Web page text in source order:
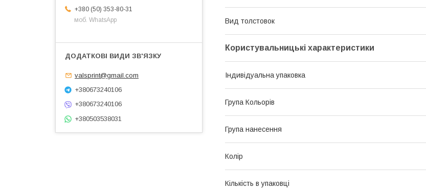
Вид толстовок
Користувальницькі характеристики
Індивідуальна упаковка
Група Кольорів
Група нанесення
Колір
Кількість в упаковці
+380 (50) 353-80-31
моб. WhatsApp
valsprint@gmail.com
+380673240106
+380673240106
+380503538031